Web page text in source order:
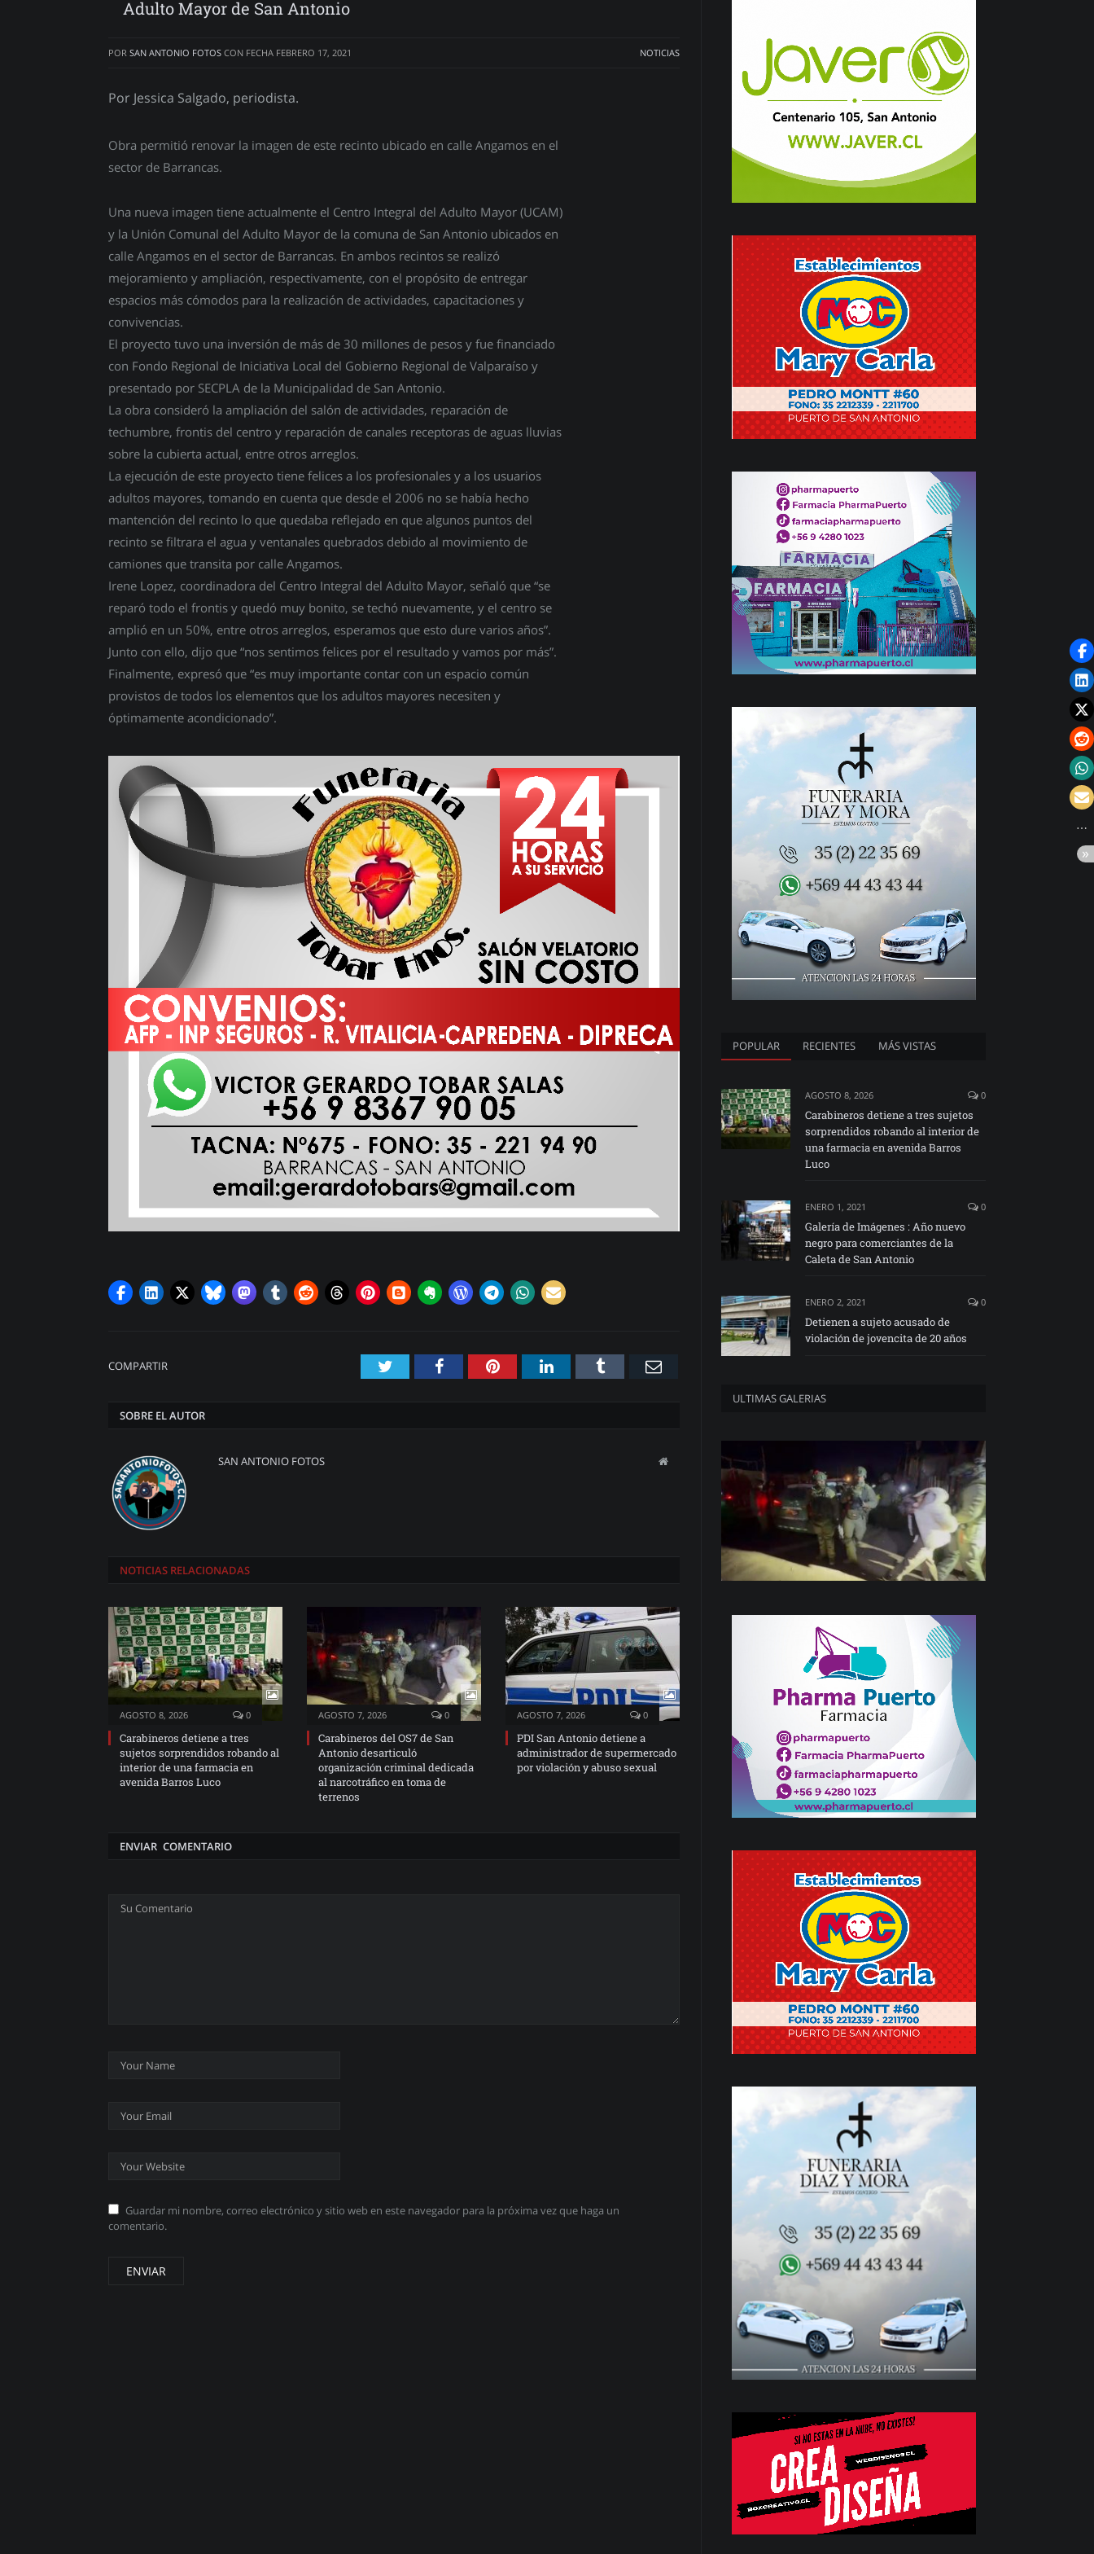
Adulto Mayor de San Antonio
POR SAN ANTONIO FOTOS CON FECHA FEBRERO 17, 2021 NOTICIAS
Por Jessica Salgado, periodista.
Obra permitió renovar la imagen de este recinto ubicado en calle Angamos en el
sector de Barrancas.
Una nueva imagen tiene actualmente el Centro Integral del Adulto Mayor (UCAM)
y la Unión Comunal del Adulto Mayor de la comuna de San Antonio ubicados en
calle Angamos en el sector de Barrancas. En ambos recintos se realizó
mejoramiento y ampliación, respectivamente, con el propósito de entregar
espacios más cómodos para la realización de actividades, capacitaciones y
convivencias.
El proyecto tuvo una inversión de más de 30 millones de pesos y fue financiado
con Fondo Regional de Iniciativa Local del Gobierno Regional de Valparaíso y
presentado por SECPLA de la Municipalidad de San Antonio.
La obra consideró la ampliación del salón de actividades, reparación de
techumbre, frontis del centro y reparación de canales receptoras de aguas lluvias
sobre la cubierta actual, entre otros arreglos.
La ejecución de este proyecto tiene felices a los profesionales y a los usuarios
adultos mayores, tomando en cuenta que desde el 2006 no se había hecho
mantención del recinto lo que quedaba reflejado en que algunos puntos del
recinto se filtrara el agua y ventanales quebrados debido al movimiento de
camiones que transita por calle Angamos.
Irene Lopez, coordinadora del Centro Integral del Adulto Mayor, señaló que “se
reparó todo el frontis y quedó muy bonito, se techó nuevamente, y el centro se
amplió en un 50%, entre otros arreglos, esperamos que esto dure varios años”.
Junto con ello, dijo que “nos sentimos felices por el resultado y vamos por más”.
Finalmente, expresó que “es muy importante contar con un espacio común
provistos de todos los elementos que los adultos mayores necesiten y
óptimamente acondicionado”.
COMPARTIR Twitter FacebookPinterestLinkedInTumblr Email
SOBRE EL AUTOR
SAN ANTONIO FOTOS Website
NOTICIAS RELACIONADAS
AGOSTO 8, 2026 0
Carabineros detiene a tres
sujetos sorprendidos robando al
interior de una farmacia en
avenida Barros Luco
AGOSTO 7, 2026 0
Carabineros del OS7 de San
Antonio desarticuló
organización criminal dedicada
al narcotráfico en toma de
terrenos
AGOSTO 7, 2026 0
PDI San Antonio detiene a
administrador de supermercado
por violación y abuso sexual
ENVIAR COMENTARIO
Guardar mi nombre, correo electrónico y sitio web en este navegador para la próxima vez que haga un
comentario.
POPULAR RECIENTES MÁS VISTAS
AGOSTO 8, 2026 0
Carabineros detiene a tres sujetos
sorprendidos robando al interior de
una farmacia en avenida Barros
Luco
ENERO 1, 2021 0
Galería de Imágenes : Año nuevo
negro para comerciantes de la
Caleta de San Antonio
ENERO 2, 2021 0
Detienen a sujeto acusado de
violación de jovencita de 20 años
ULTIMAS GALERIAS